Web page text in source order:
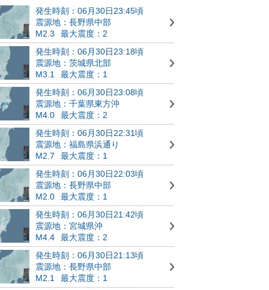
発生時刻：06月30日23:45頃
震源地：長野県中部
M2.3
最大震度：2
発生時刻：06月30日23:18頃
震源地：茨城県北部
M3.1
最大震度：1
発生時刻：06月30日23:08頃
震源地：千葉県東方沖
M4.0
最大震度：2
発生時刻：06月30日22:31頃
震源地：福島県浜通り
M2.7
最大震度：1
発生時刻：06月30日22:03頃
震源地：長野県中部
M2.0
最大震度：1
発生時刻：06月30日21:42頃
震源地：宮城県沖
M4.4
最大震度：2
発生時刻：06月30日21:13頃
震源地：長野県中部
M2.1
最大震度：1